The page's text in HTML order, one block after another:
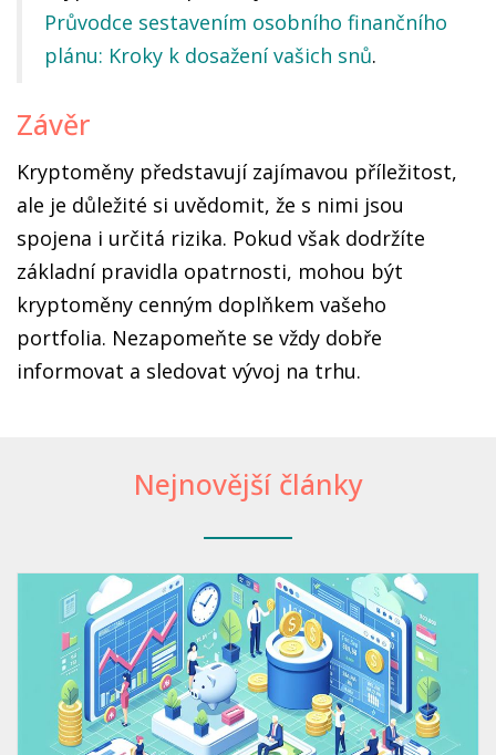
Průvodce sestavením osobního finančního
plánu: Kroky k dosažení vašich snů.
Závěr
Kryptoměny představují zajímavou příležitost,
ale je důležité si uvědomit, že s nimi jsou
spojena i určitá rizika. Pokud však dodržíte
základní pravidla opatrnosti, mohou být
kryptoměny cenným doplňkem vašeho
portfolia. Nezapomeňte se vždy dobře
informovat a sledovat vývoj na trhu.
Nejnovější články